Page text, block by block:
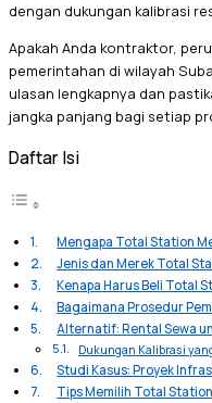
dengan dukungan kalibrasi
Apakah Anda kontraktor,
pemerintahan di wilayah
ulasan lengkapnya dan
jangka panjang bagi setiap
Daftar Isi
Mengapa Total Station
Jenis dan Merek Total
Kenapa Harus Beli Total
Bagaimana Prosedur
Alternatif: Rental Sewa
Dukungan Kalibrasi
Studi Kasus: Proyek
Tips Memilih Total